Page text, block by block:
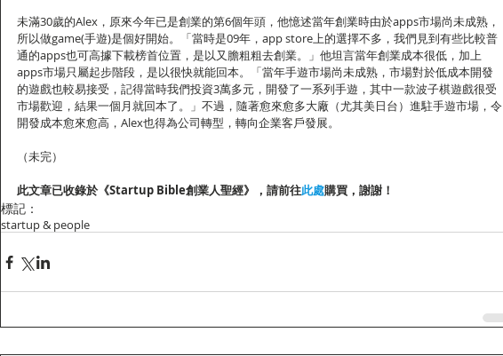
未滿30歲的Alex，原來今年已是創業的第6個年頭，他憶述當年創業時由於apps市場尚未成熟，
所以做game(手遊)是個好開始。「當時是09年，app store上的選擇不多，我們見到有些比較普
通的apps也可高據下載榜首位置，是以又膽粗粗去創業。」他坦言當年創業成本很低，加上
apps市場只屬起步階段，是以很快就能回本。「當年手遊市場尚未成熟，市場對於低成本開發
的遊戲也較易接受，記得當時我們投資3萬多元，開發了一系列手遊，其中一款波子棋遊戲很受
市場歡迎，結果一個月就回本了。」不過，隨著愈來愈多大廠（尤其美日台）進駐手遊市場，令
開發成本愈來愈高，Alex也得為公司轉型，轉向企業客戶發展。
（未完）
此文章已收錄於《Startup Bible創業人聖經》，請前往此處購買，謝謝！
標記：
startup & people